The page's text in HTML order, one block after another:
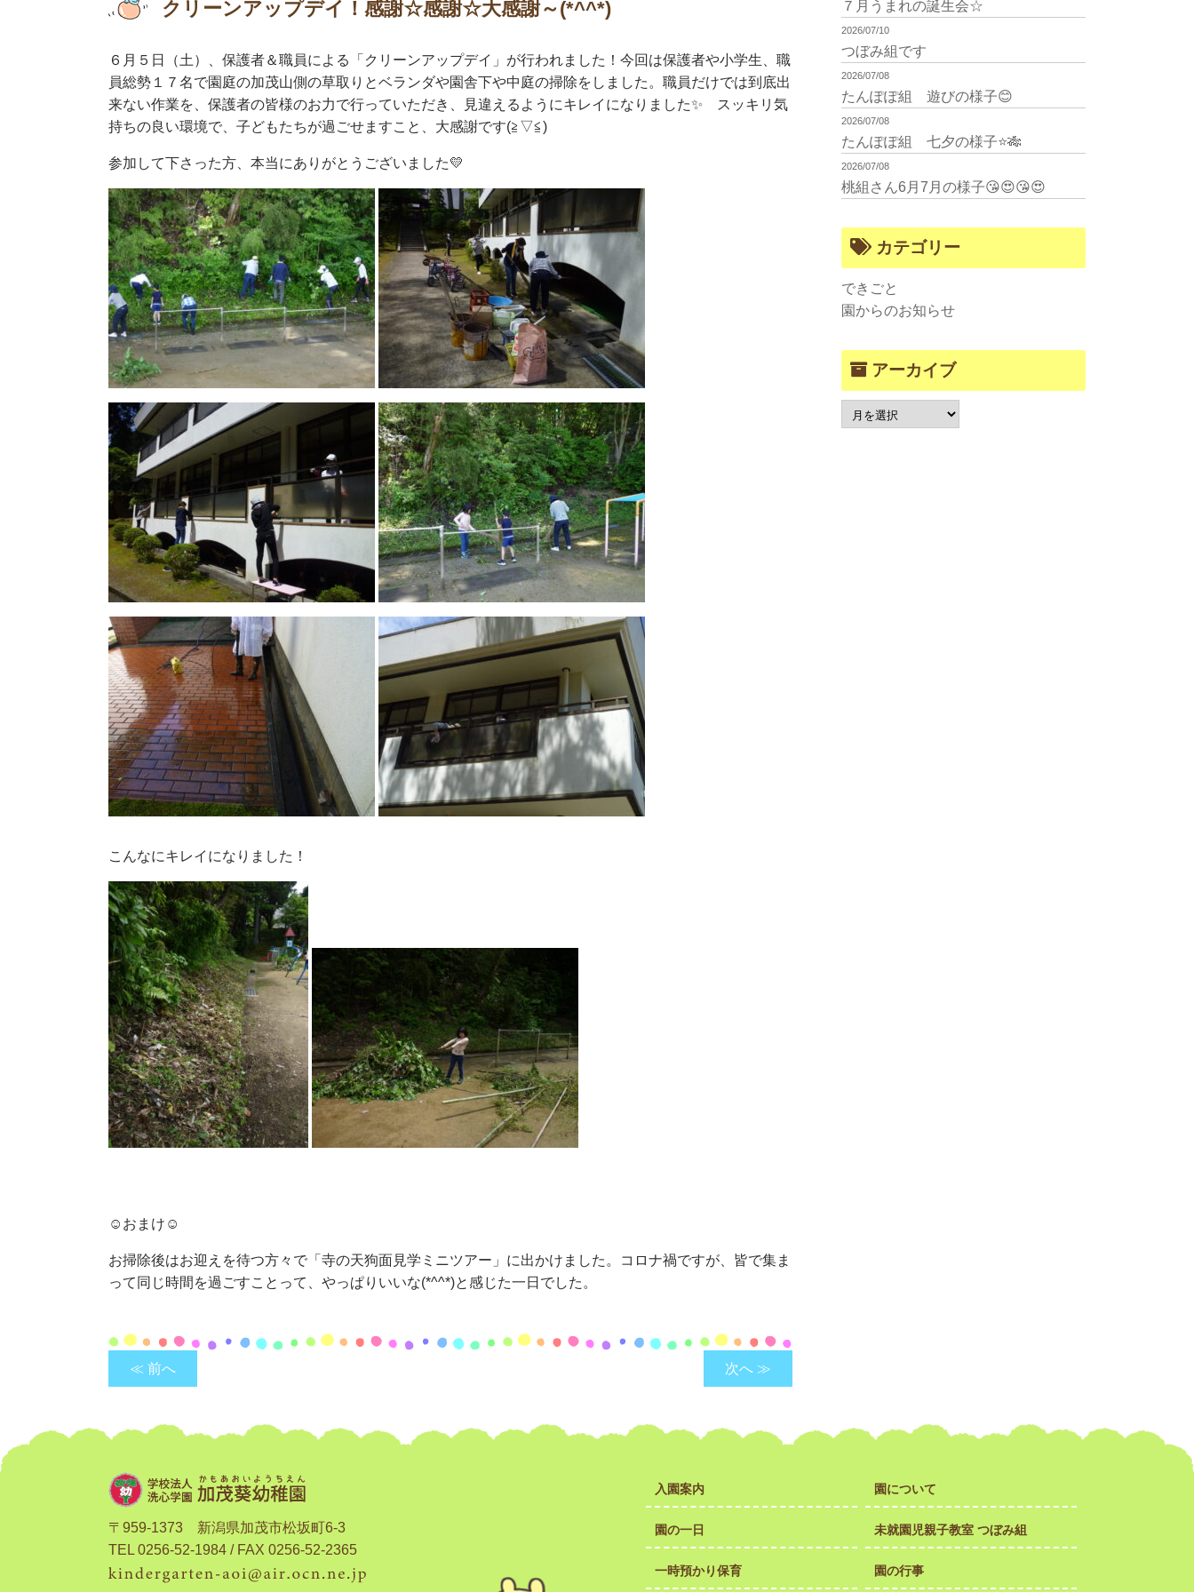
クリーンアップデイ！感謝☆感謝☆大感謝～(*^^*)
６月５日（土）、保護者＆職員による「クリーンアップデイ」が行われました！今回は保護者や小学生、職
員総勢１７名で園庭の加茂山側の草取りとベランダや園舎下や中庭の掃除をしました。職員だけでは到底出
来ない作業を、保護者の皆様のお力で行っていただき、見違えるようにキレイになりました✨ スッキリ気
持ちの良い環境で、子どもたちが過ごせますこと、大感謝です(≧▽≦)
参加して下さった方、本当にありがとうございました💛
こんなにキレイになりました！
☺おまけ☺
お掃除後はお迎えを待つ方々で「寺の天狗面見学ミニツアー」に出かけました。コロナ禍ですが、皆で集ま
って同じ時間を過ごすことって、やっぱりいいな(*^^*)と感じた一日でした。
≪ 前へ 次へ ≫
７月うまれの誕生会☆
2026/07/10
つぼみ組です
2026/07/08
たんぽぽ組 遊びの様子😊
2026/07/08
たんぽぽ組 七夕の様子⭐🎋
2026/07/08
桃組さん6月7月の様子😘😍😘😍
カテゴリー
できごと
園からのお知らせ
アーカイブ
〒959-1373 新潟県加茂市松坂町6-3
TEL 0256-52-1984 / FAX 0256-52-2365
入園案内 園について
園の一日 未就園児親子教室 つぼみ組
一時預かり保育 園の行事